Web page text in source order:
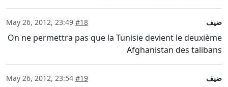
ضيف #18
On ne permettra pas que la Tunisie devient le deuxième
Afghanistan des talibans
ضيف #19